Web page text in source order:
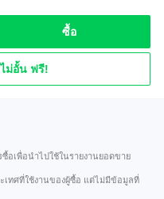
ซื้อ
ม่อั้น ฟรี!
ซื้อเพื่อนำไปใช้ในรายงานยอดขาย
เทศที่ใช้งานของผู้ซื้อ แต่ไม่มีข้อมูลที่